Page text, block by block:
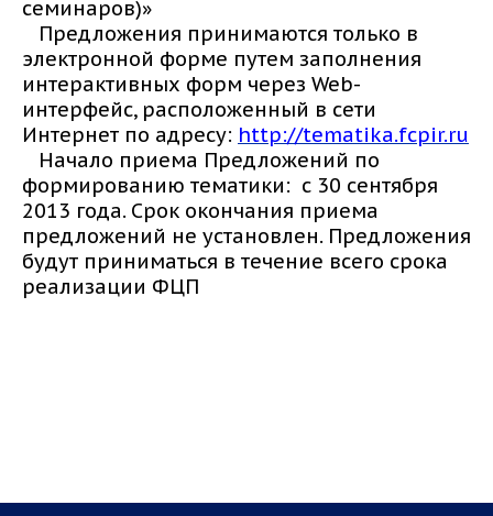
семинаров)»
Предложения принимаются только в
электронной форме путем заполнения
интерактивных форм через Web-
интерфейс, расположенный в сети
Интернет по адресу: http://tematika.fcpir.ru
Начало приема Предложений по
формированию тематики: с 30 сентября
2013 года. Срок окончания приема
предложений не установлен. Предложения
будут приниматься в течение всего срока
реализации ФЦП